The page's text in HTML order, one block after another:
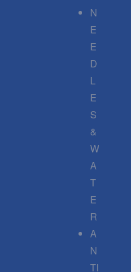
N
E
E
D
L
E
S
&
W
A
T
E
R
A
N
TI